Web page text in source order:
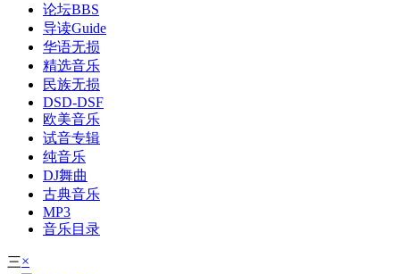
论坛BBS
导读Guide
华语无损
精选音乐
民族无损
DSD-DSF
欧美音乐
试音专辑
纯音乐
DJ舞曲
古典音乐
MP3
音乐目录
三×